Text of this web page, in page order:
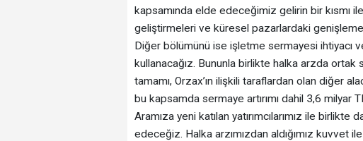
kapsamında elde edeceğimiz gelirin bir kısmı
geliştirmeleri ve küresel pazarlardaki
Diğer bölümünü ise işletme sermayesi ihtiyacı
kullanacağız. Bununla birlikte halka arzda ortak
tamamı, Orzax’ın ilişkili taraflardan olan diğer
bu kapsamda sermaye artırımı dahil 3,6 milyar
Aramıza yeni katılan yatırımcılarımız ile
edeceğiz. Halka arzımızdan aldığımız kuvvet